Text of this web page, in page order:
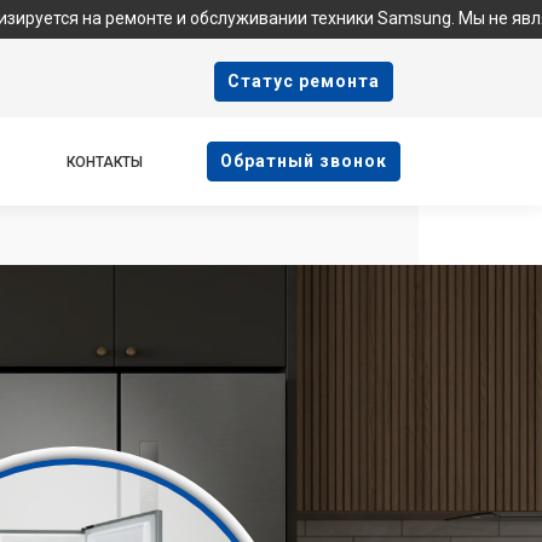
и обслуживании техники Samsung. Мы не являемся
Cтатус ремонта
КОНТАКТЫ Oбратный звонок